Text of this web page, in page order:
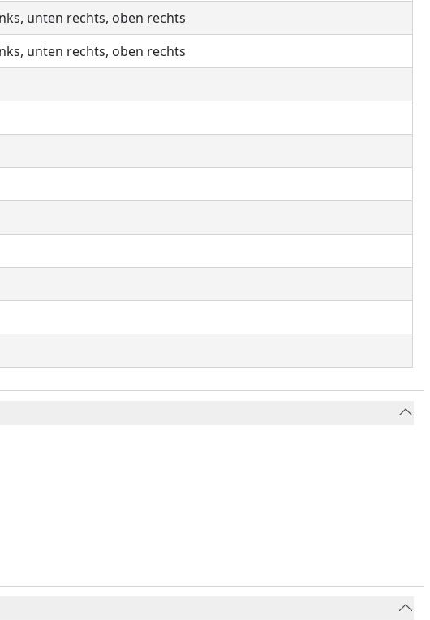
unten rechts, oben rechts
unten rechts, oben rechts